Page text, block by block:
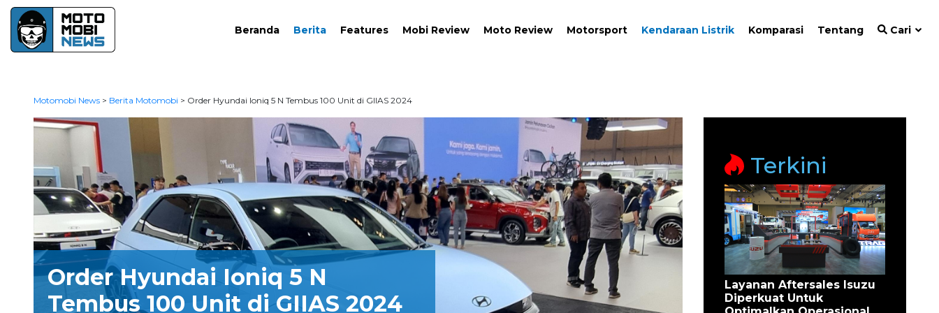
Beranda Berita Features Mobi Review Moto Review Motorsport Kendaraan Listrik Komparasi Tentang Cari
Motomobi News> Berita Motomobi > Order Hyundai Ioniq 5 N Tembus 100 Unit di GIIAS 2024